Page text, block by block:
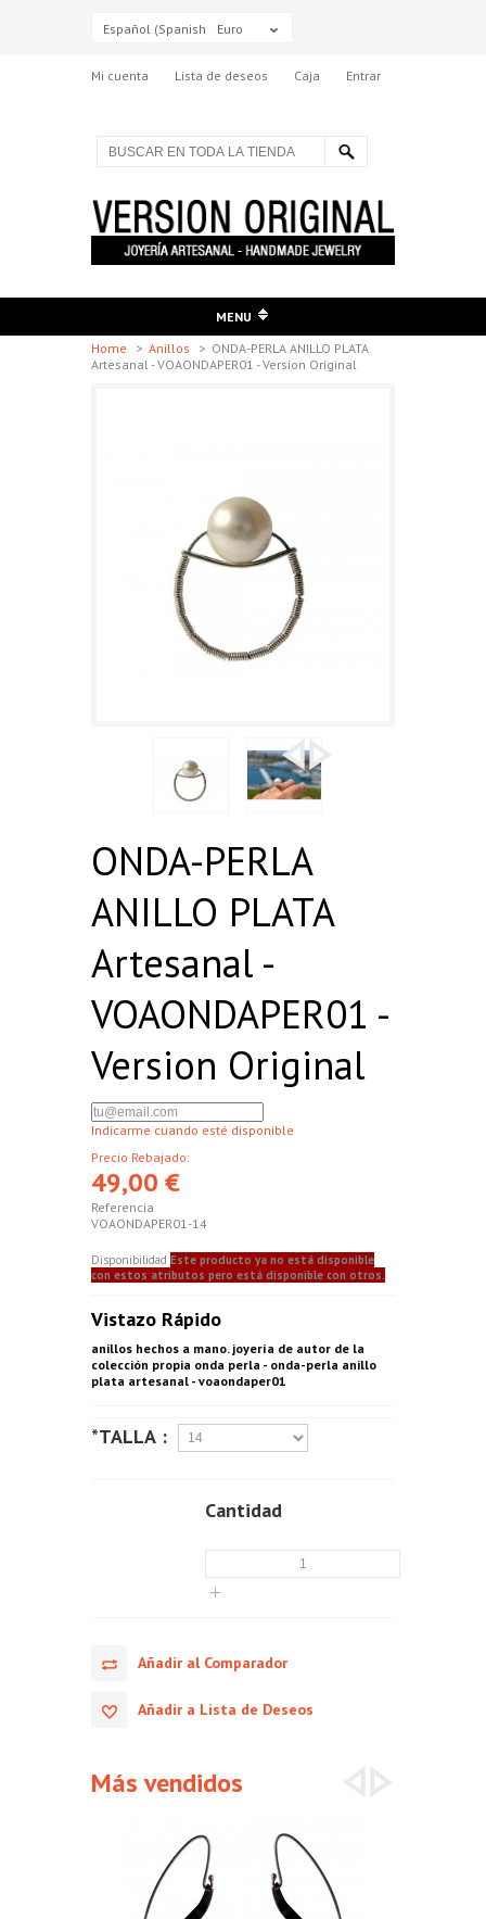
Español (Spanish) Euro
Mi cuenta Lista de deseos Caja Entrar
MENU
Home
> Anillos > ONDA-PERLA ANILLO PLATA
Artesanal - VOAONDAPER01 - Version Original
ONDA-PERLA
ANILLO PLATA
Artesanal -
VOAONDAPER01 -
Version Original
Indicarme cuando esté disponible
Precio Rebajado:
49,00 €
Referencia
VOAONDAPER01-14
Disponibilidad Este producto ya no está disponible
con estos atributos pero está disponible con otros.
Vistazo Rápido
anillos hechos a mano. joyería de autor de la
colección propia onda perla - onda-perla anillo
plata artesanal - voaondaper01
*TALLA :
Cantidad
Añadir al Comparador
Añadir a Lista de Deseos
Más vendidos